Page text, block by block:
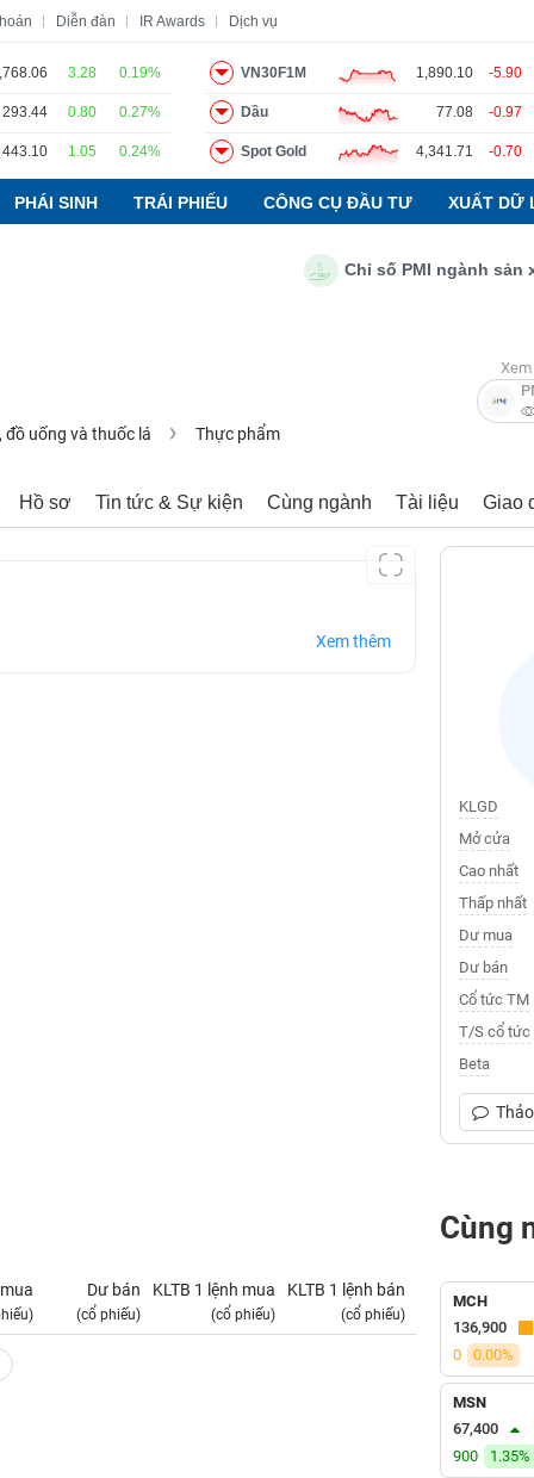
Diễn đàn IR Awards Dịch vụ
3.28 0.19%
293.44 0.80 0.27%
443.10 1.05 0.24%
VN30F1M 1,890.10 -5.90
Dầu 77.08 -0.97
Spot Gold 4,341.71 -0.70
PHÁI SINH TRÁI PHIẾU CÔNG CỤ ĐẦU TƯ XUẤT DỮ
Chỉ số PMI ngành sản xuất
đồ uống và thuốc lá Thực phẩm
Hồ sơ Tin tức & Sự kiện Cùng ngành Tài liệu Giao
Xem thêm
KLGD
Mở cửa
Cao nhất
Thấp nhất
Dư mua
Dư bán
Cổ tức TM
T/S cổ tức
Beta
Dư bán
(cổ phiếu)
KLTB 1 lệnh mua
(cổ phiếu)
KLTB 1 lệnh bán
(cổ phiếu)
Cùng
MCH
136,900
0
0.00%
MSN
67,400
900
1.35%
Báo cáo phân tích Thuật ngữ